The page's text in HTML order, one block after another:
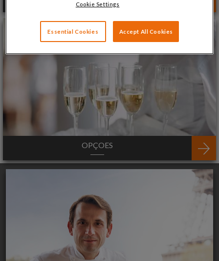
OPÇOES
Cookie Settings
Essential Cookies Accept All Cookies